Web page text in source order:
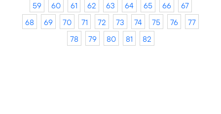
59
60 61 62 63 64 65 66
67
68
69 70 71 72 73 74 75 76
77
78
79 80 81 82